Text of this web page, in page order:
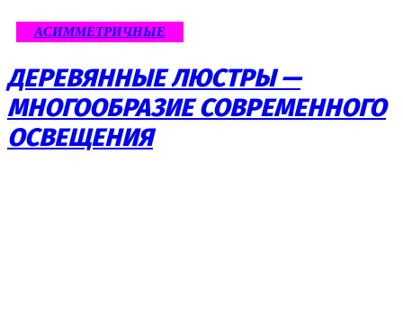
АСИММЕТРИЧНЫЕ
ДЕРЕВЯННЫЕ ЛЮСТРЫ —
МНОГООБРАЗИЕ СОВРЕМЕННОГО
ОСВЕЩЕНИЯ